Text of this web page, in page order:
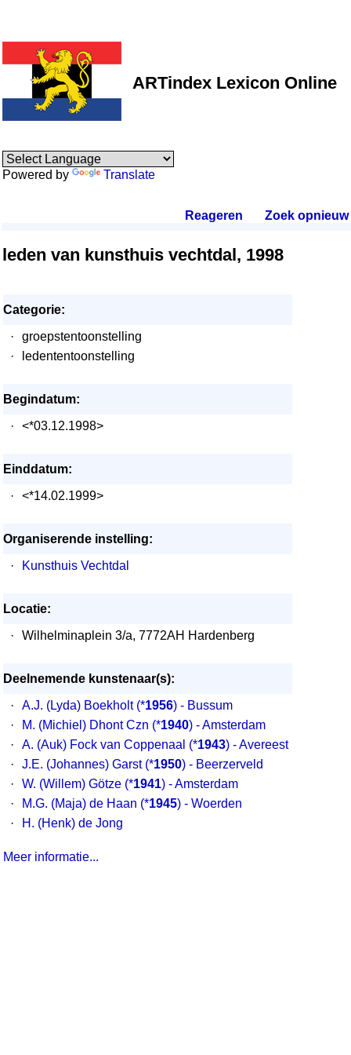
ARTindex Lexicon Online
Powered by Translate
Reageren Zoek opnieuw.
leden van kunsthuis vechtdal, 1998
Categorie:
·
groepstentoonstelling
·
ledententoonstelling
Begindatum:
·
<*03.12.1998>
Einddatum:
·
<*14.02.1999>
Organiserende instelling:
·
Kunsthuis Vechtdal
Locatie:
·
Wilhelminaplein 3/a, 7772AH Hardenberg
Deelnemende kunstenaar(s):
·
A.J. (Lyda) Boekholt (*1956) - Bussum
·
M. (Michiel) Dhont Czn (*1940) - Amsterdam
·
A. (Auk) Fock van Coppenaal (*1943) - Avereest
·
J.E. (Johannes) Garst (*1950) - Beerzerveld
·
W. (Willem) Götze (*1941) - Amsterdam
·
M.G. (Maja) de Haan (*1945) - Woerden
·
H. (Henk) de Jong
Meer informatie...